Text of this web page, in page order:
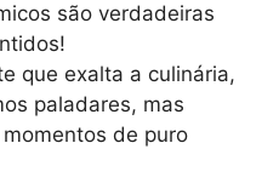
são verdadeiras
que exalta a culinária,
paladares, mas
de puro